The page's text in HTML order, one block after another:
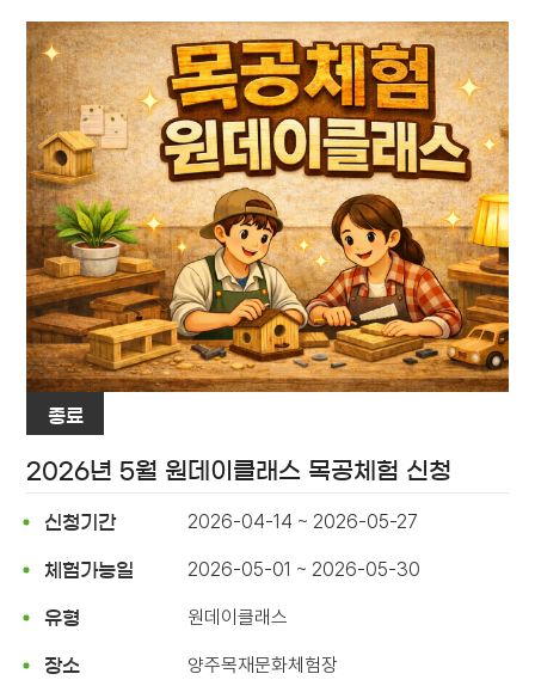
종료
2026년 5월 원데이클래스 목공체험 신청
신청기간 2026-04-14 ~ 2026-05-27
체험가능일 2026-05-01 ~ 2026-05-30
유형 원데이클래스
장소 양주목재문화체험장